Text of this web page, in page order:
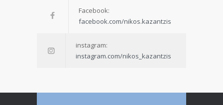
Facebook:
facebook.com/nikos.kazantzis
instagram:
instagram.com/nikos_kazantzis